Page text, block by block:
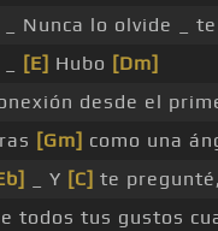
_ Nunca lo olvide _
[E] Hubo [Dm]
desde el
[Gm] como una
_ Y [C] te
todos tus gustos